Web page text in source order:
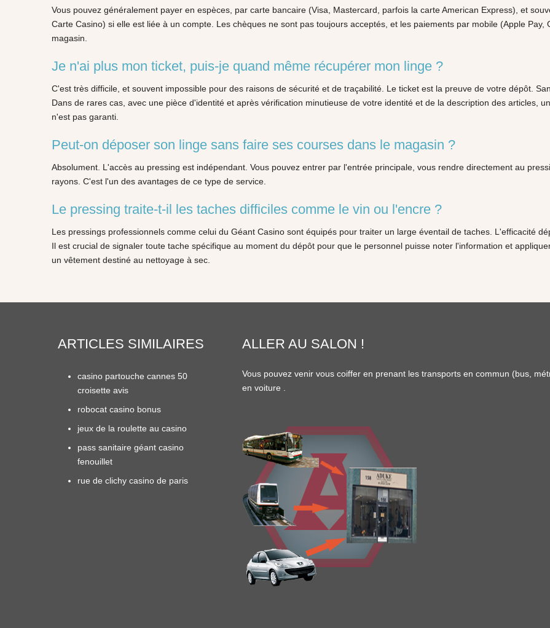
Vous pouvez généralement payer en espèces, par carte bancaire (Visa, Mastercard, parfois la carte American Express), et
Carte Casino) si elle est liée à un compte. Les chèques ne sont pas toujours acceptés, et les paiements par mobile (Apple
magasin.
Je n'ai plus mon ticket, puis-je quand même récupérer mon linge ?
C'est très difficile, et souvent impossible pour des raisons de sécurité et de traçabilité. Le ticket est la preuve de votre dépôt.
Dans de rares cas, avec une pièce d'identité et après vérification minutieuse de votre identité et de la description des articles,
n'est pas garanti.
Peut-on déposer son linge sans faire ses courses dans le magasin ?
Absolument. L'accès au pressing est indépendant. Vous pouvez entrer par l'entrée principale, vous rendre directement au
rayons. C'est l'un des avantages de ce type de service.
Le pressing traite-t-il les taches difficiles comme le vin ou l'encre ?
Les pressings professionnels comme celui du Géant Casino sont équipés pour traiter un large éventail de taches. L'efficacité
Il est crucial de signaler toute tache spécifique au moment du dépôt pour que le personnel puisse noter l'information et
un vêtement destiné au nettoyage à sec.
ARTICLES SIMILAIRES
casino partouche cannes 50
croisette avis
robocat casino bonus
jeux de la roulette au casino
pass sanitaire géant casino
fenouillet
rue de clichy casino de paris
ALLER AU SALON !
Vous pouvez venir vous coiffer en prenant les transports en commun (bus
en voiture